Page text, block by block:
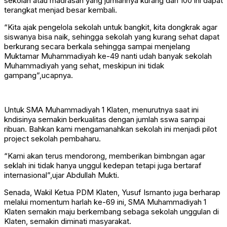
terangkat menjad besar kembali.
“Kita ajak pengelola sekolah untuk bangkit, kita dongkrak agar
siswanya bisa naik, sehingga sekolah yang kurang sehat dapat
berkurang secara berkala sehingga sampai menjelang
Muktamar Muhammadiyah ke-49 nanti udah banyak sekolah
Muhammadiyah yang sehat, meskipun ini tidak
gampang”,ucapnya.
Untuk SMA Muhammadiyah 1 Klaten, menurutnya saat ini
kndisinya semakin berkualitas dengan jumlah sswa sampai
ribuan. Bahkan kami mengamanahkan sekolah ini menjadi pilot
project sekolah pembaharu.
“Kami akan terus mendorong, memberikan bimbngan agar
seklah ini tidak hanya unggul kedepan tetapi juga bertaraf
internasional”,ujar Abdullah Mukti.
Senada, Wakil Ketua PDM Klaten, Yusuf Ismanto juga berharap
melalui momentum harlah ke-69 ini, SMA Muhammadiyah 1
Klaten semakin maju berkembang sebaga sekolah unggulan di
Klaten, semakin diminati masyarakat.